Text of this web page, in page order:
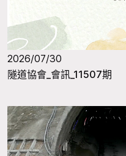
2026/07/30
隧道協會_會訊_11507期